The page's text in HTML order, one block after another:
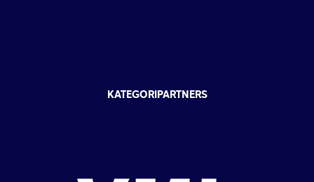
KATEGORIPARTNERS